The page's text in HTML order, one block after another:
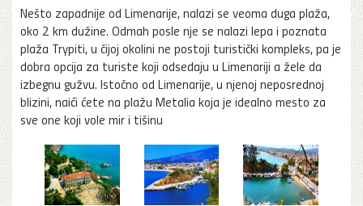
Nešto zapadnije od Limenarije, nalazi se veoma duga plaža,
oko 2 km dužine. Odmah posle nje se nalazi lepa i poznata
plaža Trypiti, u čijoj okolini ne postoji turistički kompleks, pa je
dobra opcija za turiste koji odsedaju u Limenariji a žele da
izbegnu gužvu. Istočno od Limenarije, u njenoj neposrednoj
blizini, naići ćete na plažu Metalia koja je idealno mesto za
sve one koji vole mir i tišinu